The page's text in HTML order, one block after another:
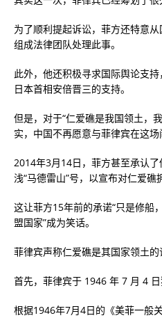
为了顺利提起诉讼，菲方还特意
组成法律团队处理此事。
此外，他还积极寻求国际舆论支
日本首相安倍晋三的支持。
但是，对于“仁爱礁是我国领土，
实，中国不再愿意与菲律宾在这场
2014年3月14日，菲方甚至承认
浅“马德雷山”号，以宣布对仁爱礁
这让菲方15年前的承诺“只是修船
盟国家”成为笑话。
菲律宾声称仁爱礁是其国家领土的
首先，菲律宾于 1946 年 7 月 4 日
根据1946年7月4日的《美菲一般